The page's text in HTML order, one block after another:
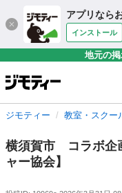
アプリなら
インストール
地元の
ジモティー 教室・スクー
横須賀市 コラボ企
ャー協会】